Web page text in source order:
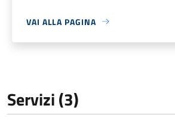
VAI ALLA PAGINA
Servizi (3)